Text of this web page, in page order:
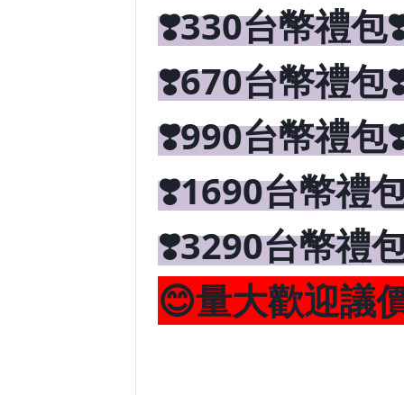
❣️330台幣禮包
❣️670台幣禮包
❣️990台幣禮包
❣️1690台幣禮
❣️3290台幣禮
😊量大歡迎議